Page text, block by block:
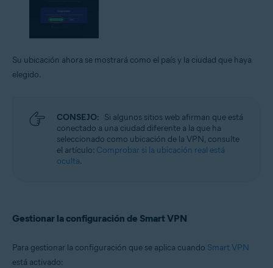
Su ubicación ahora se mostrará como el país y la ciudad que haya
elegido.
CONSEJO: Si algunos sitios web afirman que está
conectado a una ciudad diferente a la que ha
seleccionado como ubicación de la VPN, consulte
el artículo: Comprobar si la ubicación real está
oculta.
Gestionar la configuración de Smart VPN
Para gestionar la configuración que se aplica cuando Smart VPN
está activado: